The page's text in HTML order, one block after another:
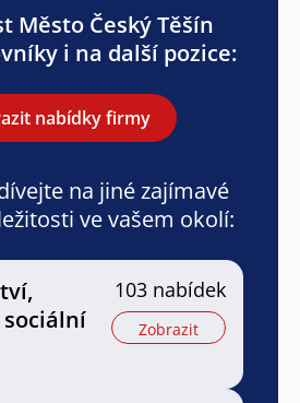
Město Český Těšín
i na další pozice:
nabídky firmy
na jiné zajímavé
ve vašem okolí:
103 nabídek
Zobrazit